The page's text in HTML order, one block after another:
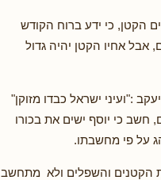
הקטן, כי ידע ברוח הקודש
אחיו הקטן יהיה גדול
:"ועיני ישראל כבדו מזוקן"
חשב כי יוסף ישים את בכורו
על פי מחשבתו.
הקטנים והשפלים ולא מתחשב